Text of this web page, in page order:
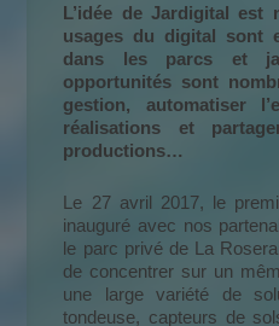
L’idée de Jardigital est
usages du digital sont
dans les parcs et
opportunités sont
gestion, automatiser
réalisations et
productions…
Le 27 avril 2017, le
inauguré avec nos
le parc privé de La
de concentrer sur un
une large variété de
tondeuse, capteurs de